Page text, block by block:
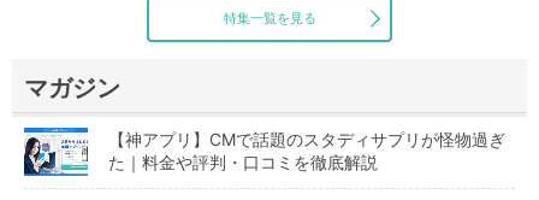
特集一覧を見る
マガジン
【神アプリ】CMで話題のスタディサプリが怪物過ぎ
た｜料金や評判・口コミを徹底解説